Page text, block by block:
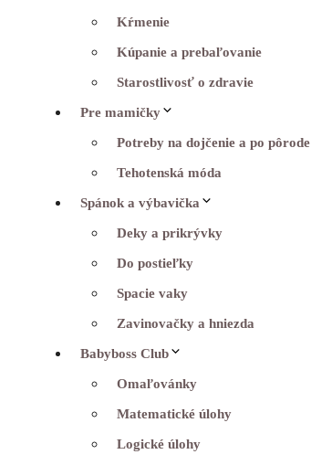
Kŕmenie
Kúpanie a prebaľovanie
Starostlivosť o zdravie
Pre mamičky
Potreby na dojčenie a po pôrode
Tehotenská móda
Spánok a výbavička
Deky a prikrývky
Do postieľky
Spacie vaky
Zavinovačky a hniezda
Babyboss Club
Omaľovánky
Matematické úlohy
Logické úlohy